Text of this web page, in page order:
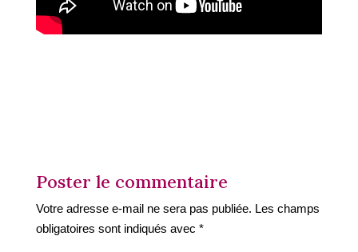
Poster le commentaire
Votre adresse e-mail ne sera pas publiée. Les champs
obligatoires sont indiqués avec *